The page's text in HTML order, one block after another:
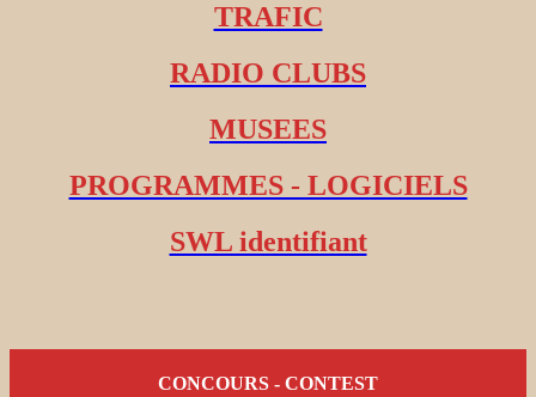
TRAFIC
RADIO CLUBS
MUSEES
PROGRAMMES - LOGICIELS
SWL identifiant
CONCOURS - CONTEST